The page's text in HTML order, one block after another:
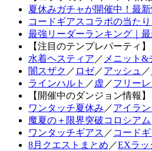
夏休みガチャが開催中！最
コードギアスコラボの当た
最強リーダーランキング｜最
【注目のテンプレパーティ】
水着ヘスティア ／ メニット&
闇スザク ／ ロゼ／アッシュ ／
ラインハルト ／ 虚 ／フリー
【開催中のダンジョン情報】
ワンタッチ夏休み ／アイラ
魔夏の＋限界突破コロシアム
ワンタッチギアス ／ コード
8月クエストまとめ ／EXラッ